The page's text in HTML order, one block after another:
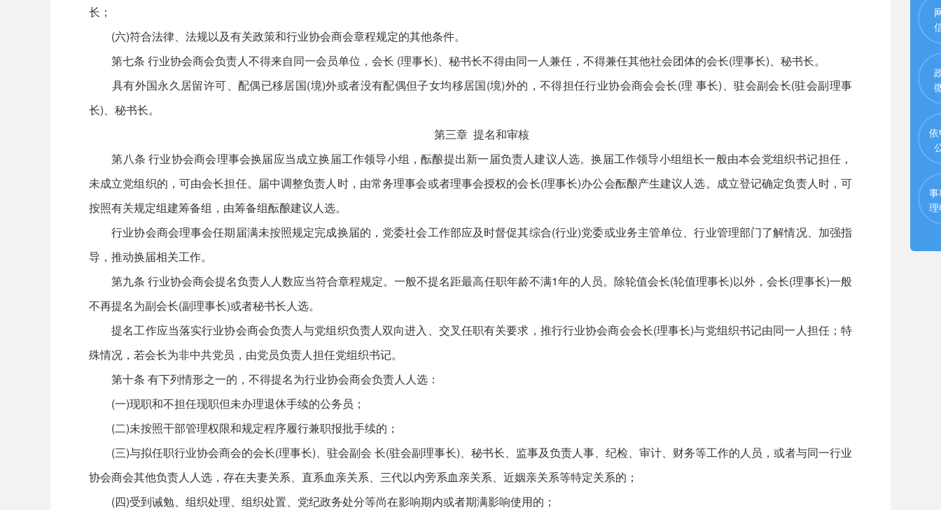
长；
(六)符合法律、法规以及有关政策和行业协会商会章程规定的其他条件。
第七条 行业协会商会负责人不得来自同一会员单位，会长 (理事长)、秘书长不得由同一人兼任，不得兼任其他社会团体的会长(理事长)、秘书长。
具有外国永久居留许可、配偶已移居国(境)外或者没有配偶但子女均移居国(境)外的，不得担任行业协会商会会长(理 事长)、驻会副会长(驻会副理事
长)、秘书长。
第三章 提名和审核
第八条 行业协会商会理事会换届应当成立换届工作领导小组，酝酿提出新一届负责人建议人选。换届工作领导小组组长一般由本会党组织书记担任，
未成立党组织的，可由会长担任。届中调整负责人时，由常务理事会或者理事会授权的会长(理事长)办公会酝酿产生建议人选。成立登记确定负责人时，可
按照有关规定组建筹备组，由筹备组酝酿建议人选。
行业协会商会理事会任期届满未按照规定完成换届的，党委社会工作部应及时督促其综合(行业)党委或业务主管单位、行业管理部门了解情况、加强指
导，推动换届相关工作。
第九条 行业协会商会提名负责人人数应当符合章程规定。一般不提名距最高任职年龄不满1年的人员。除轮值会长(轮值理事长)以外，会长(理事长)一般
不再提名为副会长(副理事长)或者秘书长人选。
提名工作应当落实行业协会商会负责人与党组织负责人双向进入、交叉任职有关要求，推行行业协会商会会长(理事长)与党组织书记由同一人担任；特
殊情况，若会长为非中共党员，由党员负责人担任党组织书记。
第十条 有下列情形之一的，不得提名为行业协会商会负责人人选：
(一)现职和不担任现职但未办理退休手续的公务员；
(二)未按照干部管理权限和规定程序履行兼职报批手续的；
(三)与拟任职行业协会商会的会长(理事长)、驻会副会 长(驻会副理事长)、秘书长、监事及负责人事、纪检、审计、财务等工作的人员，或者与同一行业
协会商会其他负责人人选，存在夫妻关系、直系血亲关系、三代以内旁系血亲关系、近姻亲关系等特定关系的；
(四)受到诫勉、组织处理、组织处置、党纪政务处分等尚在影响期内或者期满影响使用的；